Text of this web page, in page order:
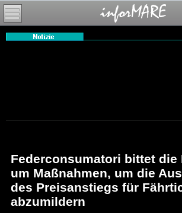
Federconsumatori bittet die
um Maßnahmen, um die
des Preisanstiegs für
abzumildern